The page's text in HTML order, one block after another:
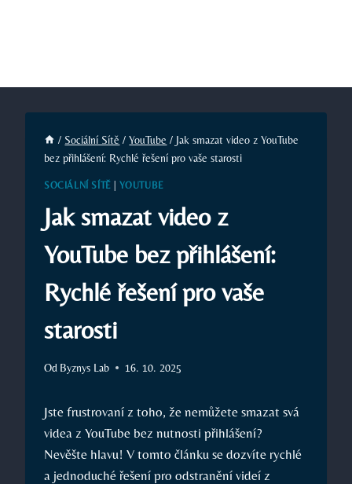
/ Sociální Sítě / YouTube / Jak smazat video z YouTube
bez přihlášení: Rychlé řešení pro vaše starosti
SOCIÁLNÍ SÍTĚ YOUTUBE
Jak smazat video z
YouTube bez přihlášení:
Rychlé řešení pro vaše
starosti
Od Byznys Lab 16. 10. 2025
Jste frustrovaní z toho, že nemůžete smazat svá
videa z YouTube bez nutnosti přihlášení?
Nevěšte hlavu! V tomto článku se dozvíte rychlé
a jednoduché řešení pro odstranění videí z